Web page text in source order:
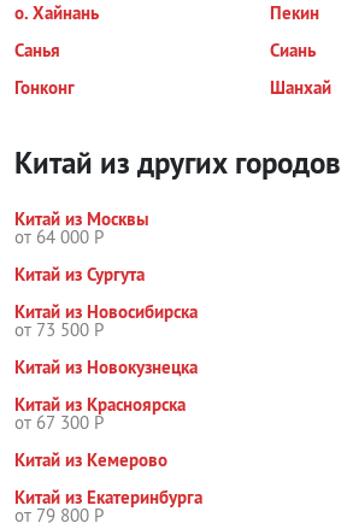
о. Хайнань
Пекин
Санья
Сиань
Гонконг
Шанхай
Китай из других городов
Китай из Москвы
от 64 000 Р
Китай из Сургута
Китай из Новосибирска
от 73 500 Р
Китай из Новокузнецка
Китай из Красноярска
от 67 300 Р
Китай из Кемерово
Китай из Екатеринбурга
от 79 800 Р